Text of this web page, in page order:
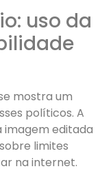
uso da
mostra um
políticos. A
imagem editada
limites
na internet.